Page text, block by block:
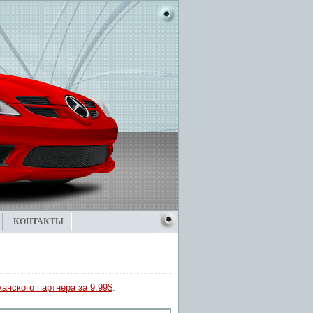
КОНТАКТЫ
партнера за 9.99$.